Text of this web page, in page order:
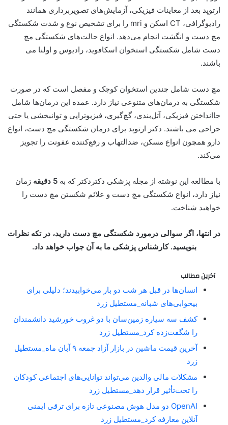
ارتوپد بعد از معاینات فیزیکی، آزمایش‌های تصویربرداری همانند
رادیوگرافی، CT اسکن و mri را برای تشخیص نوع و شدت شکستگی
مچ دست و انگشت انجام می‌دهد. انواع حالت‌های شکستگی مچ
دست شامل شکستگی استخوان اسکافوید، رادیوس و اولنا می
باشند.
مچ دست شامل چندین استخوان کوچک و مفصل است که در صورت
شکستگی به درمان‌های متنوعی نیاز دارد. عمده این درمان‌ها شامل
جاانداختن فیزیکی، آتل‌بندی، گچ‌گیری، فیزیوتراپی و توانبخشی یا حتی
جراحی می باشند. دکتر ارتوپد برای درمان شکستگی مچ دست، انواع
دارو همچون انواع مسکن، ضدالتهاب و رفع‌کننده عفونت را تجویز
می‌کند.
با مطالعه این نوشته از مجله پزشکی دکتردکتر که به 5 دقیقه
زمان
نیاز دارد، انواع شکستگی مچ دست و علائم شکستن مچ دست را
خواهید شناخت.
در انتها، اگر سوالی درمورد شکستگی مچ دست دارید، در تکه نظرات
بنویسید. کارشناس پزشکی ما به آن جواب خواهد داد.
آخرین مطالب
انسان‌ها در قبل هر شب دو بار می‌خوابیدند؛ دلیلی برای
بیخوابی‌های شبانه_مستطیل زرد
کشف سه سیاره زمین‌سان با دو غروب خورشید دانشمندان
را شگفت‌زده کرد_مستطیل زرد
آخرین قیمت ماشین در بازار آزاد جمعه ۹ آبان ماه_مستطیل
زرد
مشکلات مالی والدین می‌تواند توانایی‌های اجتماعی کودکان
را تحت‌تأثیر قرار دهد_مستطیل زرد
OpenAI دو مدل هوش مصنوعی تازه برای ترقی ایمنی
آنلاین معارفه کرد_مستطیل زرد